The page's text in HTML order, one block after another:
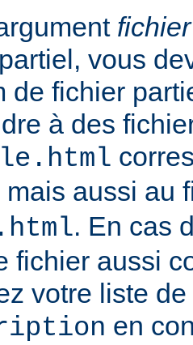
fichier
vous
de fichier
à des
le.html
mais aussi au
. En cas
fichier aussi
votre liste
en